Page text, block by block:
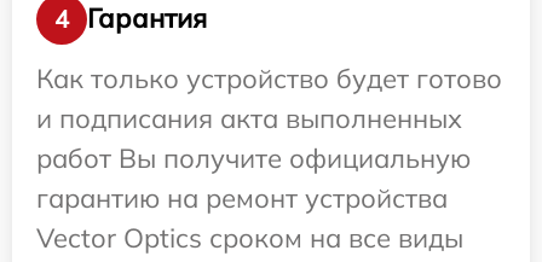
4
Гарантия
Как только устройство будет готово
и подписания акта выполненных
работ Вы получите официальную
гарантию на ремонт устройства
Vector Optics сроком на все виды